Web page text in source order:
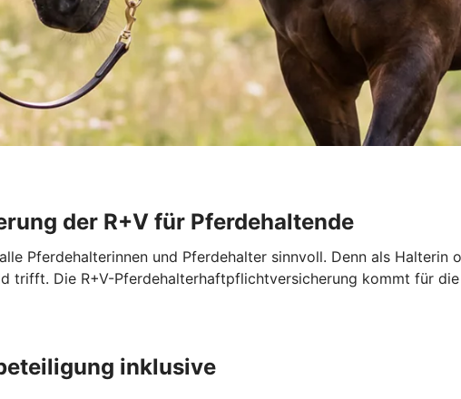
der R+V für Pferdehaltende
Pferdehalterinnen und Pferdehalter sinnvoll. Denn als
trifft. Die R+V-Pferdehalterhaftpflichtversicherung kommt für
inklusive